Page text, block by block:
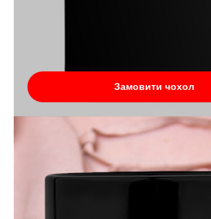
Замовити чохол